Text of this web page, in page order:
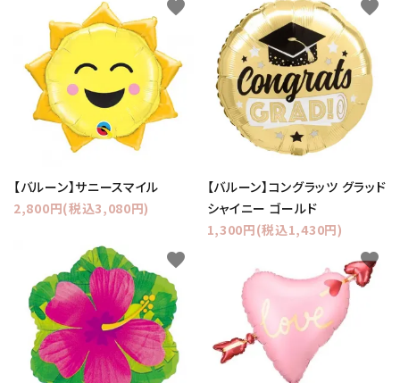
【バルーン】サニースマイル
2,800円(税込3,080円)
favorite
【バルーン】コングラッツ グラッド
シャイニー ゴールド
1,300円(税込1,430円)
favorite
favorite favorite